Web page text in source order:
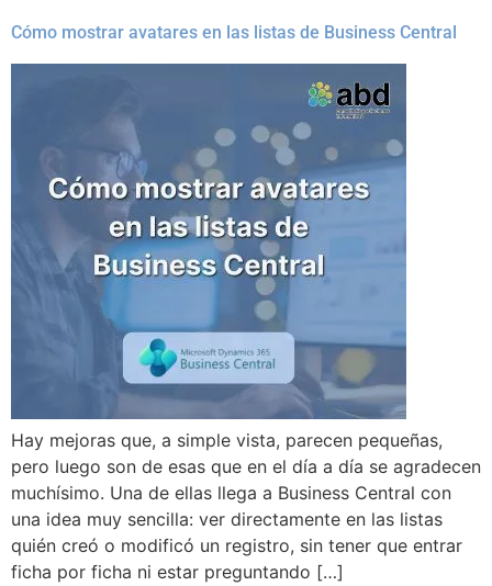
Cómo mostrar avatares en las listas de Business Central
Hay mejoras que, a simple vista, parecen pequeñas,
pero luego son de esas que en el día a día se agradecen
muchísimo. Una de ellas llega a Business Central con
una idea muy sencilla: ver directamente en las listas
quién creó o modificó un registro, sin tener que entrar
ficha por ficha ni estar preguntando […]